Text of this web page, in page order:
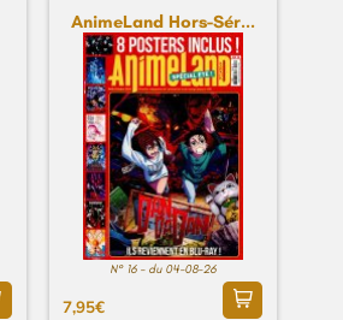
AnimeLand Hors-Sér...
N° 16 - du 04-08-26
7,95€